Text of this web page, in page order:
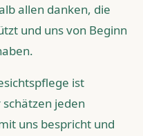
allen danken, die
und uns von Beginn
ist
jeden
uns bespricht und